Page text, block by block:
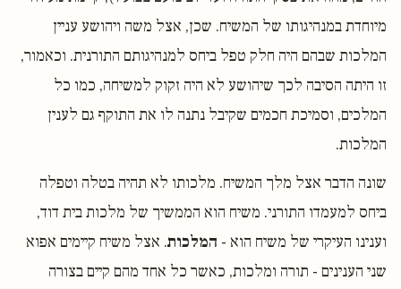
מיוחדת במנהיגותו של המשיח. שכן, אצל משה ויהושע עניין
המלכות שבהם היה חלק טפל ביחס למנהיגותם התורנית. וכאמור,
זו היתה הסיבה לכך שיהושע לא היה זקוק למשיחה, כמו כל
המלכים, וסמיכת חכמים שקיבל נתנה לו את התוקף גם לענין
המלכות.
שונה הדבר אצל מלך המשיח. מלכותו לא תהיה בטלה וטפלה
ביחס למעמדו התורני. משיח הוא הממשיך של מלכות בית דוד,
וענינו העיקרי של משיח הוא - המלכות. אצל משיח קיימים אפוא
שני הענינים - תורה ומלכות, כאשר כל אחד מהם קיים בצורה